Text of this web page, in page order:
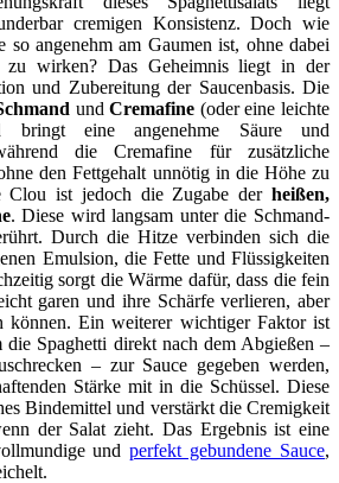
cremigen Konsistenz. Doch wie
so angenehm am Gaumen ist, ohne dabei
zu wirken? Das Geheimnis liegt in der
und Zubereitung der Saucenbasis. Die
undCremafine (oder eine leichte
bringt eine angenehme Säure und
die Cremafine für zusätzliche
den Fettgehalt unnötig in die Höhe zu
Clou ist jedoch die Zugabe der heißen,
. Diese wird langsam unter die Schmand-
Durch die Hitze verbinden sich die
Emulsion, die Fette und Flüssigkeiten
sorgt die Wärme dafür, dass die fein
garen und ihre Schärfe verlieren, aber
können. Ein weiterer wichtiger Faktor ist
die Spaghetti direkt nach dem Abgießen –
– zur Sauce gegeben werden,
Stärke mit in die Schüssel. Diese
Bindemittel und verstärkt die Cremigkeit
der Salat zieht. Das Ergebnis ist eine
undperfekt gebundene Sauce,